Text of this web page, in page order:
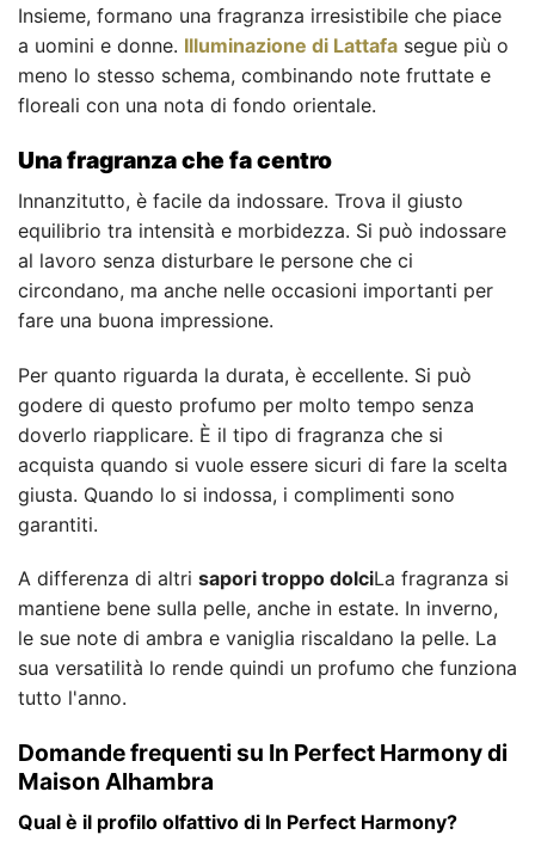
Insieme, formano una fragranza irresistibile che piace
a uomini e donne. Illuminazione di Lattafa segue più o
meno lo stesso schema, combinando note fruttate e
floreali con una nota di fondo orientale.
Una fragranza che fa centro
Innanzitutto, è facile da indossare. Trova il giusto
equilibrio tra intensità e morbidezza. Si può indossare
al lavoro senza disturbare le persone che ci
circondano, ma anche nelle occasioni importanti per
fare una buona impressione.
Per quanto riguarda la durata, è eccellente. Si può
godere di questo profumo per molto tempo senza
doverlo riapplicare. È il tipo di fragranza che si
acquista quando si vuole essere sicuri di fare la scelta
giusta. Quando lo si indossa, i complimenti sono
garantiti.
A differenza di altri sapori troppo dolciLa fragranza si
mantiene bene sulla pelle, anche in estate. In inverno,
le sue note di ambra e vaniglia riscaldano la pelle. La
sua versatilità lo rende quindi un profumo che funziona
tutto l'anno.
Domande frequenti su In Perfect Harmony di
Maison Alhambra
Qual è il profilo olfattivo di In Perfect Harmony?